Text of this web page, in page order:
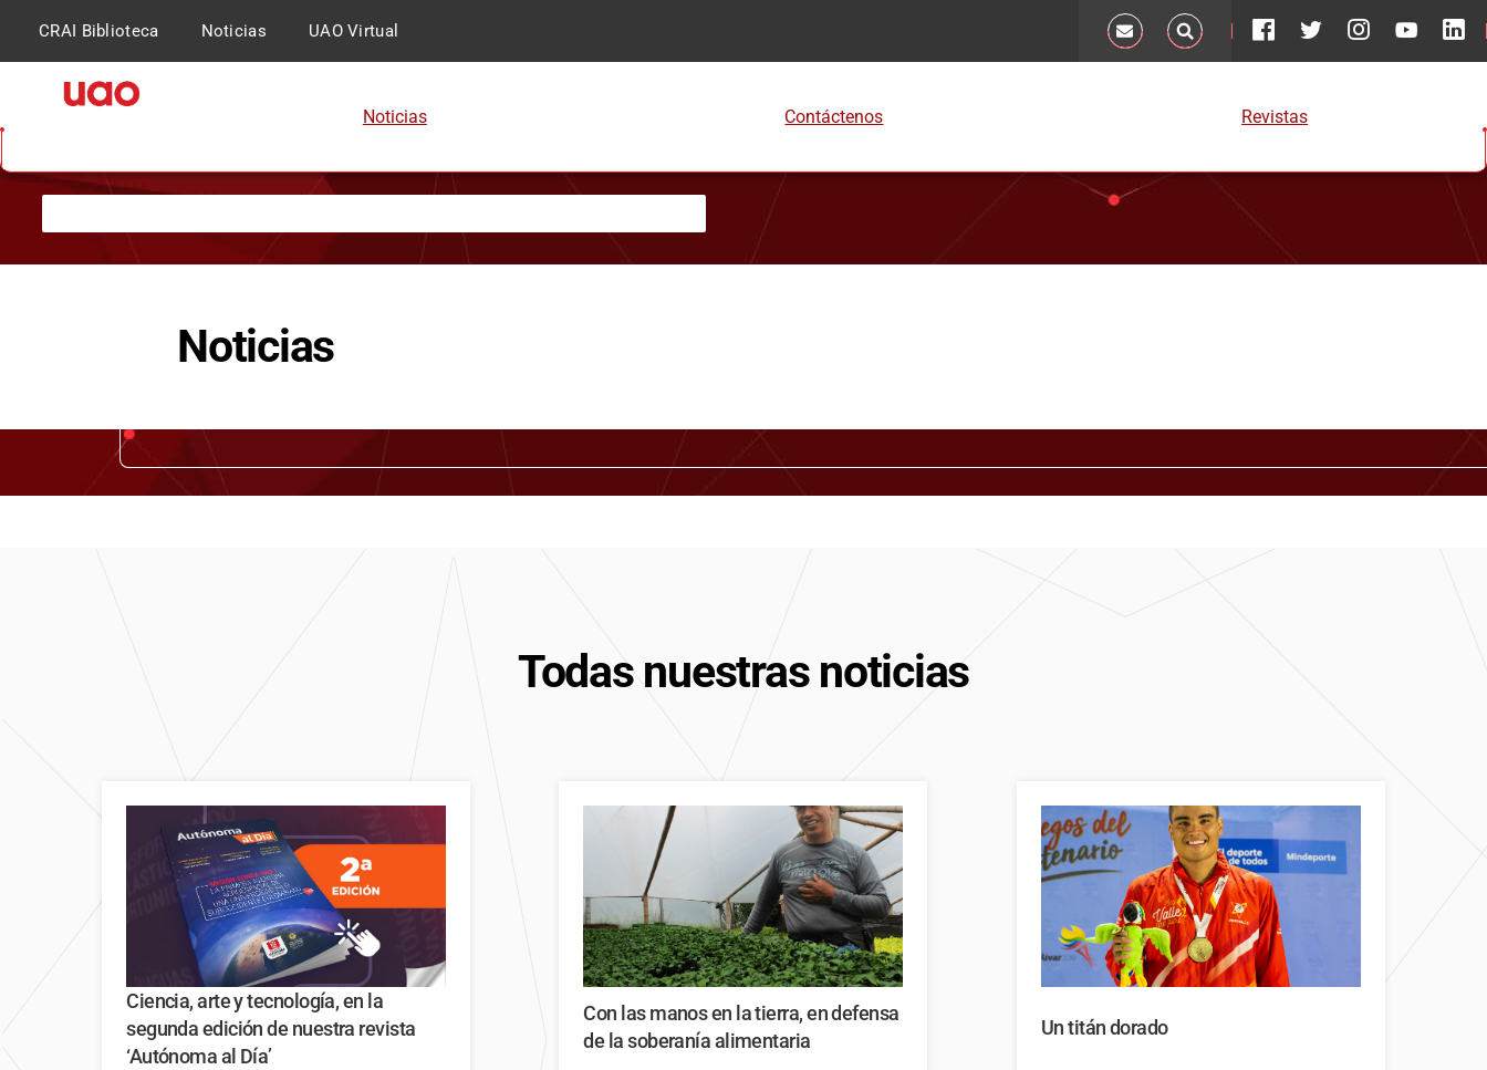
CRAI Biblioteca Noticias UAO Virtual
Noticias Contáctenos Revistas
Noticias
Todas nuestras noticias
Ciencia, arte y tecnología, en la
segunda edición de nuestra revista
‘Autónoma al Día’
Con las manos en la tierra, en defensa
de la soberanía alimentaria
Un titán dorado